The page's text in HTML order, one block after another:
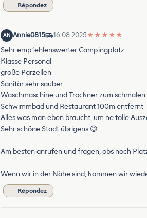
Répondez
AN Annie0815 16.08.2025★ ★ ★ ★ ★
Sehr empfehlenswerter Campingplatz -
Klasse Personal
große Parzellen
Sanitär sehr sauber
Waschmaschine und Trockner zum schmalen
Schwimmbad und Restaurant 100m entfernt
Alles was man eben braucht, um ne tolle
Sehr schöne Stadt übrigens 😉
Am besten anrufen und fragen, obs noch
Wenn wir in der Nähe sind, kommen wir
Répondez